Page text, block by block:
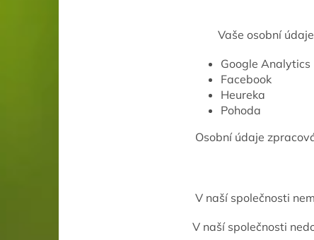
Vaše osobní údaje
Google Analytics
Facebook
Heureka
Pohoda
Osobní údaje
V naší společnosti
V naší společnosti